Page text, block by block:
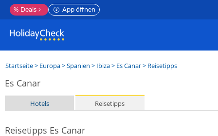
% Deals App öffnen
Startseite> Europa>Spanien > Ibiza> Es Canar> Reisetipps
Es Canar
Hotels Reisetipps
Reisetipps Es Canar